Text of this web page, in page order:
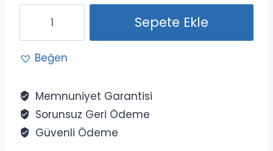
MB1618
200
GR
Sepete Ekle
Beğen
Memnuniyet Garantisi
Sorunsuz Geri Ödeme
Güvenli Ödeme